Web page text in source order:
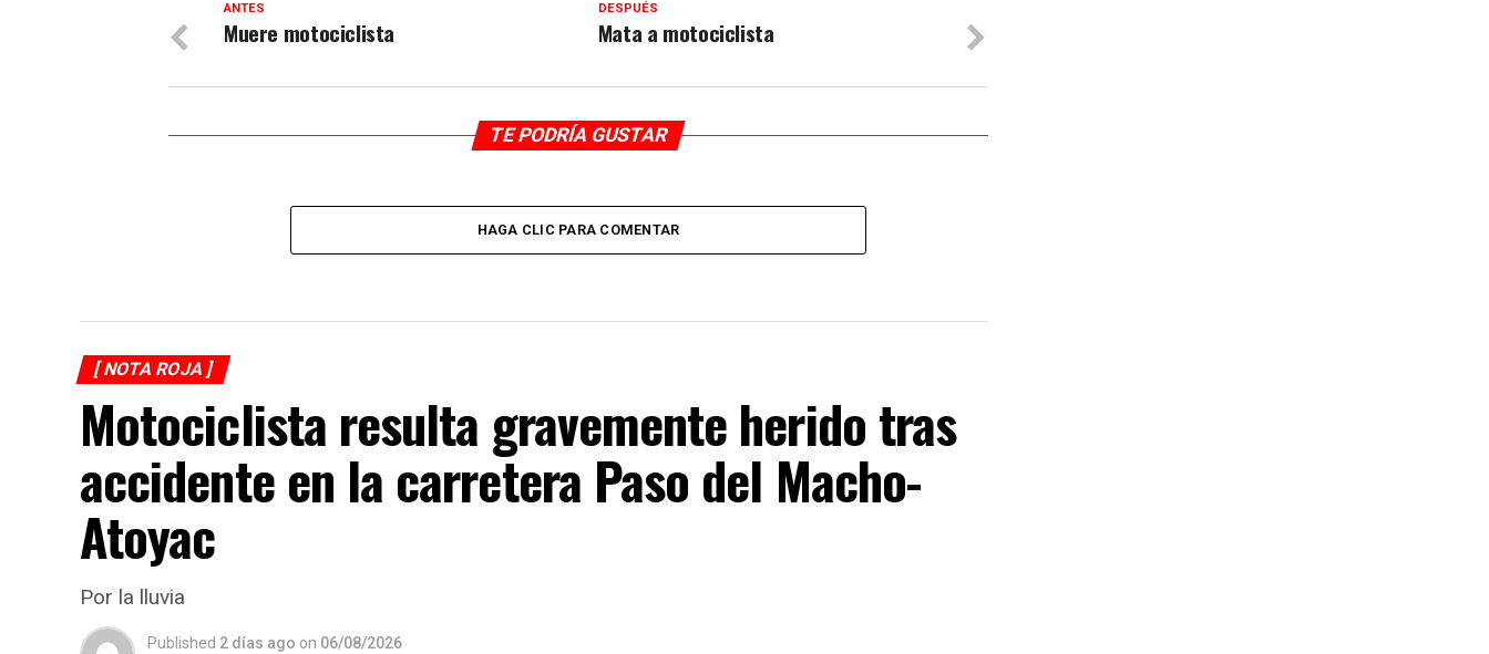
DESPUÉS
Mata a motociclista
ANTES
Muere motociclista
TE PODRÍA GUSTAR
HAGA CLIC PARA COMENTAR
[ NOTA ROJA ]
Motociclista resulta gravemente herido tras
accidente en la carretera Paso del Macho-
Atoyac
Por la lluvia
Published 2 días ago on 06/08/2026